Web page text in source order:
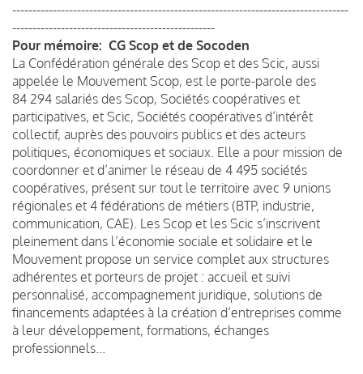
-----------------------------------------------------------------------------------
--------------------------------------------------
Pour mémoire: CG Scop et de Socoden
La Confédération générale des Scop et des Scic, aussi
appelée le Mouvement Scop, est le porte-parole des
84 294 salariés des Scop, Sociétés coopératives et
participatives, et Scic, Sociétés coopératives d’intérêt
collectif, auprès des pouvoirs publics et des acteurs
politiques, économiques et sociaux. Elle a pour mission de
coordonner et d’animer le réseau de 4 495 sociétés
coopératives, présent sur tout le territoire avec 9 unions
régionales et 4 fédérations de métiers (BTP, industrie,
communication, CAE). Les Scop et les Scic s’inscrivent
pleinement dans l’économie sociale et solidaire et le
Mouvement propose un service complet aux structures
adhérentes et porteurs de projet : accueil et suivi
personnalisé, accompagnement juridique, solutions de
financements adaptées à la création d’entreprises comme
à leur développement, formations, échanges
professionnels...